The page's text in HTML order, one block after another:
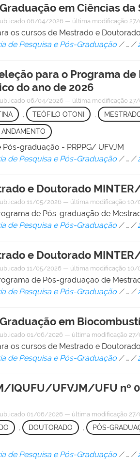
em Ciências da
06/04/2026 — última modificação 27/
os cursos de Mestrado e
de Pesquisa e Pós-Graduação /…/
para o Programa
do ano de 2026
06/04/2026 — última modificação 27/
TEÓFILO OTONI
ANDAMENTO
graduação - PRPPG/ UFVJM
de Pesquisa e Pós-Graduação /… /
e Doutorado
11/05/2026 — última modificação 10/
de Pós-graduação de
de Pesquisa e Pós-Graduação /… /
e Doutorado
11/05/2026 — última modificação 10/
de Pós-graduação de
de Pesquisa e Pós-Graduação /… /
em
01/06/2026 — última modificação 27/
os cursos de Mestrado e
de Pesquisa e Pós-Graduação /… /
IQUFU/UFVJM/UFU nº
01/06/2026 — última modificação 27/
DOUTORADO PÓS-
de Pesquisa e Pós-Graduação /…/